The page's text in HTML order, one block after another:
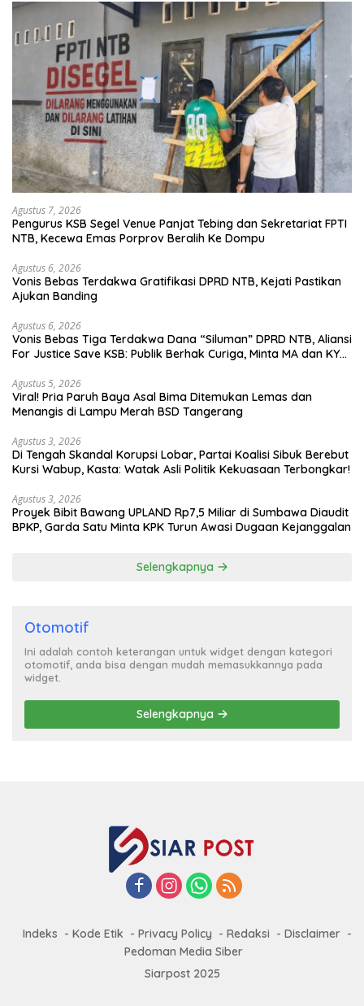
Agustus 7, 2026
Pengurus KSB Segel Venue Panjat Tebing dan Sekretariat FPTI
NTB, Kecewa Emas Porprov Beralih Ke Dompu
Agustus 6, 2026
Vonis Bebas Terdakwa Gratifikasi DPRD NTB, Kejati Pastikan
Ajukan Banding
Agustus 6, 2026
Vonis Bebas Tiga Terdakwa Dana “Siluman” DPRD NTB, Aliansi
For Justice Save KSB: Publik Berhak Curiga, Minta MA dan KY
Agustus 5, 2026
Viral! Pria Paruh Baya Asal Bima Ditemukan Lemas dan
Menangis di Lampu Merah BSD Tangerang
Agustus 3, 2026
Di Tengah Skandal Korupsi Lobar, Partai Koalisi Sibuk Berebut
Kursi Wabup, Kasta: Watak Asli Politik Kekuasaan Terbongkar!
Agustus 3, 2026
Proyek Bibit Bawang UPLAND Rp7,5 Miliar di Sumbawa Diaudit
BPKP, Garda Satu Minta KPK Turun Awasi Dugaan Kejanggalan
Selengkapnya
Otomotif
Ini adalah contoh keterangan untuk widget dengan kategori
otomotif, anda bisa dengan mudah memasukkannya pada
widget.
Selengkapnya
Indeks Kode Etik Privacy Policy Redaksi
Disclaimer
Pedoman Media Siber
Siarpost 2025